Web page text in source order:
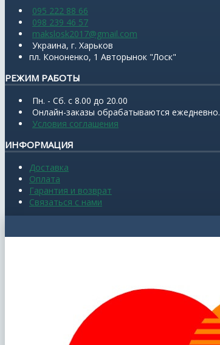
095 222 88 66
098 239 46 57
makslosk2017@gmail.com
Украина, г. Харьков
пл. Кононенко, 1 Авторынок "Лоск"
РЕЖИМ РАБОТЫ
Пн. - Сб. с 8.00 до 20.00
Онлайн-заказы обрабатываются ежедневно.
Условия соглашения
ИНФОРМАЦИЯ
Доставка
Оплата
Гарантия и возврат
Связаться с нами